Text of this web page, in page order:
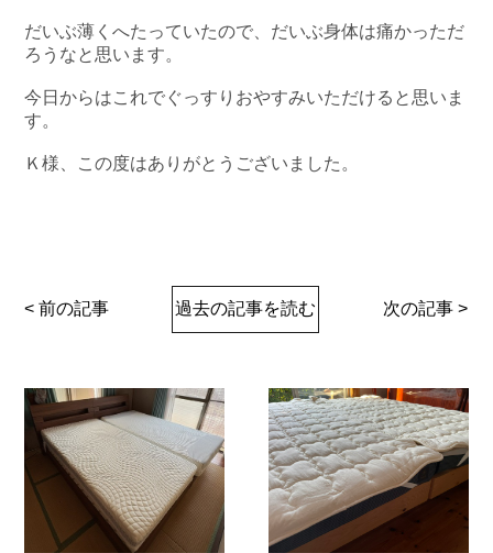
だいぶ薄くへたっていたので、だいぶ身体は痛かっただ
ろうなと思います。
今日からはこれでぐっすりおやすみいただけると思いま
す。
Ｋ様、この度はありがとうございました。
< 前の記事 過去の記事を読む 次の記事 >